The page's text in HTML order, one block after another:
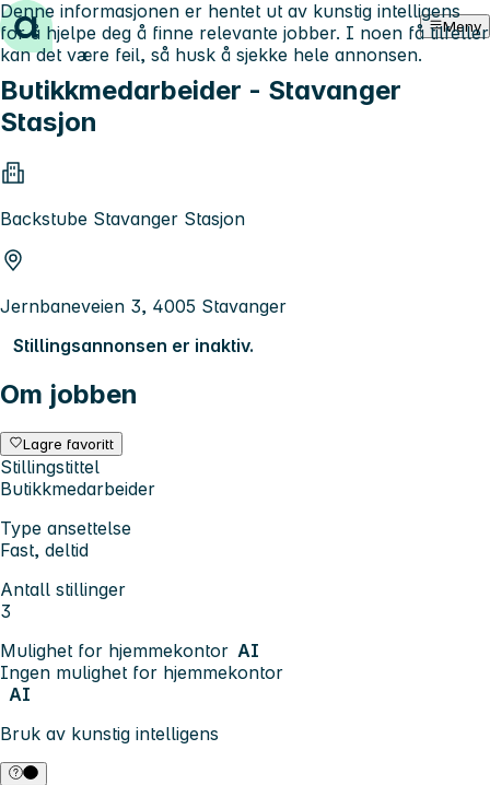
Hopp til innhold Meny
Butikkmedarbeider - Stavanger
Stasjon
Backstube Stavanger Stasjon
Jernbaneveien 3, 4005 Stavanger
Stillingsannonsen er inaktiv.
Om jobben
Lagre favoritt
Stillingstittel
Butikkmedarbeider
Type ansettelse
Fast, deltid
Antall stillinger
3
Mulighet for hjemmekontor AI
Ingen mulighet for hjemmekontor
AI
Bruk av kunstig intelligens
Denne informasjonen er hentet ut av kunstig intelligens
for å hjelpe deg å finne relevante jobber. I noen få tilfeller
kan det være feil, så husk å sjekke hele annonsen.